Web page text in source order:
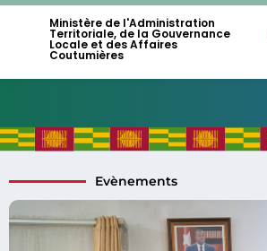
Ministère de l'Administration
Territoriale, de la Gouvernance
Locale et des Affaires
Coutumières
Evènements